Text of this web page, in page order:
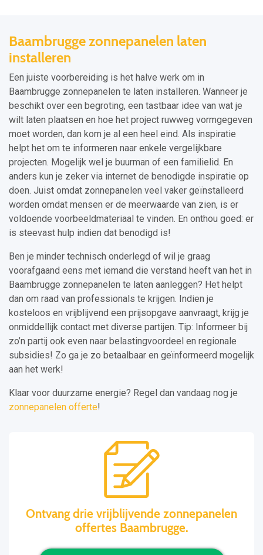
Baambrugge zonnepanelen laten
installeren
Een juiste voorbereiding is het halve werk om in
Baambrugge zonnepanelen te laten installeren. Wanneer je
beschikt over een begroting, een tastbaar idee van wat je
wilt laten plaatsen en hoe het project ruwweg vormgegeven
moet worden, dan kom je al een heel eind. Als inspiratie
helpt het om te informeren naar enkele vergelijkbare
projecten. Mogelijk wel je buurman of een familielid. En
anders kun je zeker via internet de benodigde inspiratie op
doen. Juist omdat zonnepanelen veel vaker geïnstalleerd
worden omdat mensen er de meerwaarde van zien, is er
voldoende voorbeeldmateriaal te vinden. En onthou goed: er
is steevast hulp indien dat benodigd is!
Ben je minder technisch onderlegd of wil je graag
voorafgaand eens met iemand die verstand heeft van het in
Baambrugge zonnepanelen te laten aanleggen? Het helpt
dan om raad van professionals te krijgen. Indien je
kosteloos en vrijblijvend een prijsopgave aanvraagt, krijg je
onmiddellijk contact met diverse partijen. Tip: Informeer bij
zo’n partij ook even naar belastingvoordeel en regionale
subsidies! Zo ga je zo betaalbaar en geïnformeerd mogelijk
aan het werk!
Klaar voor duurzame energie? Regel dan vandaag nog je
zonnepanelen offerte!
Ontvang drie vrijblijvende zonnepanelen
offertes Baambrugge.